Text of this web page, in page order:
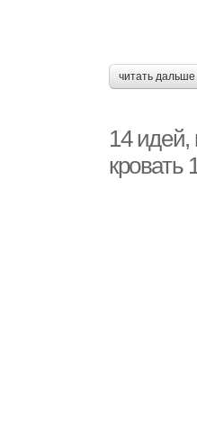
читать
14 идей,
кровать